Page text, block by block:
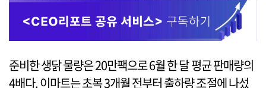
준비한 생닭 물량은 20만팩으로 6월 한 달 평균 판매량의
4배다. 이마트는 초복 3개월 전부터 출하량 조절에 나섰